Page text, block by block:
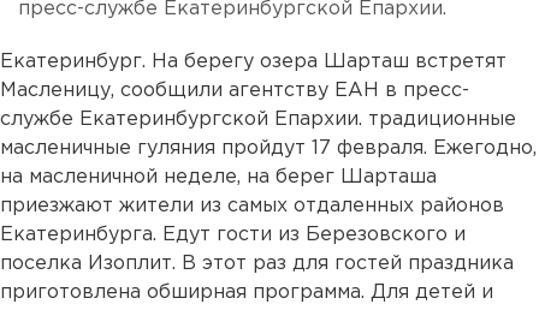
пресс-службе Екатеринбургской Епархии.
Екатеринбург. На берегу озера Шарташ встретят
Масленицу, сообщили агентству ЕАН в пресс-
службе Екатеринбургской Епархии. традиционные
масленичные гуляния пройдут 17 февраля. Ежегодно,
на масленичной неделе, на берег Шарташа
приезжают жители из самых отдаленных районов
Екатеринбурга. Едут гости из Березовского и
поселка Изоплит. В этот раз для гостей праздника
приготовлена обширная программа. Для детей и